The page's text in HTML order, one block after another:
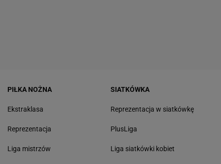
PIŁKA NOŻNA
Ekstraklasa
Reprezentacja
Liga mistrzów
SIATKÓWKA
Reprezentacja w siatkówkę
PlusLiga
Liga siatkówki kobiet